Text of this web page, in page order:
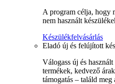
A program célja, hogy
nem használt
Készülékfelvásárlás
Eladó új és felújított
Válogass új és
termékek, kedvező
támogatás – találd meg